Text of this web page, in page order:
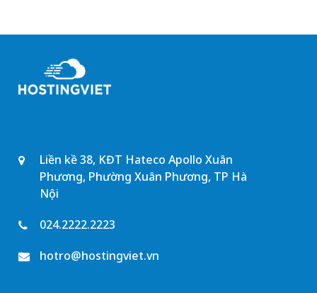
Liền kề 38, KĐT Hateco Apollo Xuân
Phương, Phường Xuân Phương, TP Hà
Nội
024.2222.2223
hotro@hostingviet.vn